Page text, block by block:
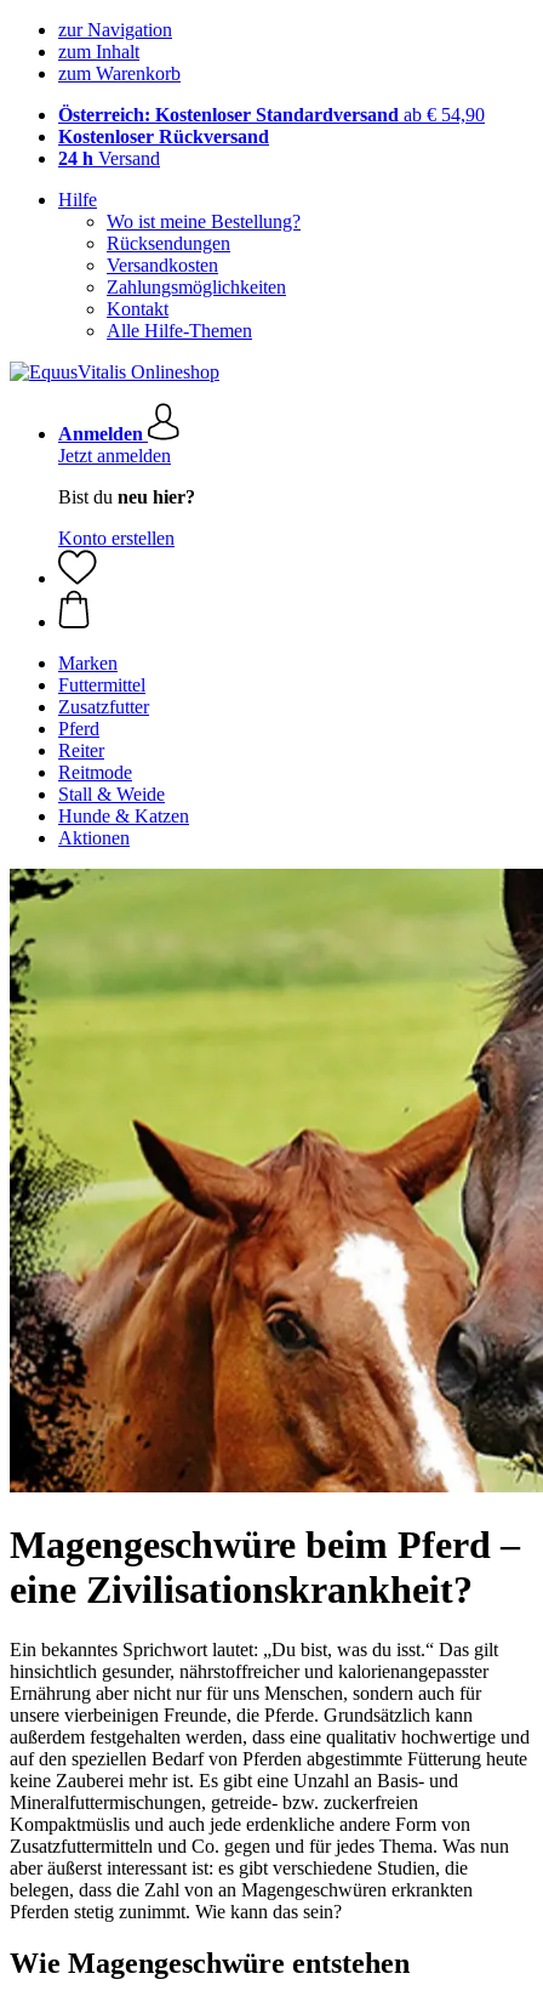
zur Navigation
zum Inhalt
zum Warenkorb
Österreich: Kostenloser Standardversand ab € 54,90
Kostenloser Rückversand
24 h Versand
Hilfe
Wo ist meine Bestellung?
Rücksendungen
Versandkosten
Zahlungsmöglichkeiten
Kontakt
Alle Hilfe-Themen
Anmelden
Jetzt anmelden
Bist du neu hier?
Konto erstellen
Marken
Futtermittel
Zusatzfutter
Pferd
Reiter
Reitmode
Stall & Weide
Hunde & Katzen
Aktionen
Magengeschwüre beim Pferd –
eine Zivilisationskrankheit?
Ein bekanntes Sprichwort lautet: „Du bist, was du isst.“ Das gilt
hinsichtlich gesunder, nährstoffreicher und kalorienangepasster
Ernährung aber nicht nur für uns Menschen, sondern auch für
unsere vierbeinigen Freunde, die Pferde. Grundsätzlich kann
außerdem festgehalten werden, dass eine qualitativ hochwertige und
auf den speziellen Bedarf von Pferden abgestimmte Fütterung heute
keine Zauberei mehr ist. Es gibt eine Unzahl an Basis- und
Mineralfuttermischungen, getreide- bzw. zuckerfreien
Kompaktmüslis und auch jede erdenkliche andere Form von
Zusatzfuttermitteln und Co. gegen und für jedes Thema. Was nun
aber äußerst interessant ist: es gibt verschiedene Studien, die
belegen, dass die Zahl von an Magengeschwüren erkrankten
Pferden stetig zunimmt. Wie kann das sein?
Wie Magengeschwüre entstehen